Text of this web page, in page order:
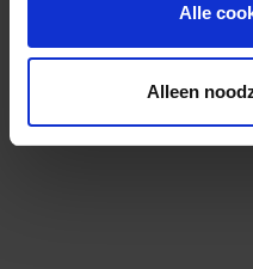
Alle
Alleen